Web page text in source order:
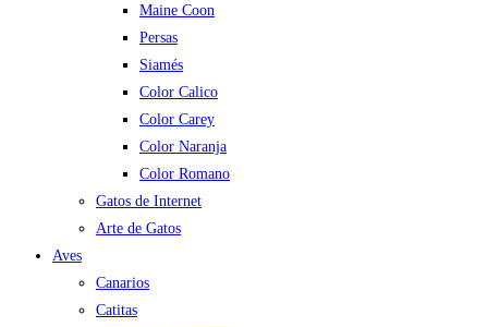
Maine Coon
Persas
Siamés
Color Calico
Color Carey
Color Naranja
Color Romano
Gatos de Internet
Arte de Gatos
Aves
Canarios
Catitas